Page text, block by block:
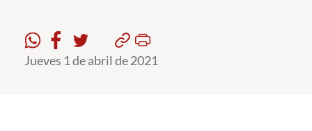
Postgrado
Formación Continua
Jueves 1 de abril de 2021